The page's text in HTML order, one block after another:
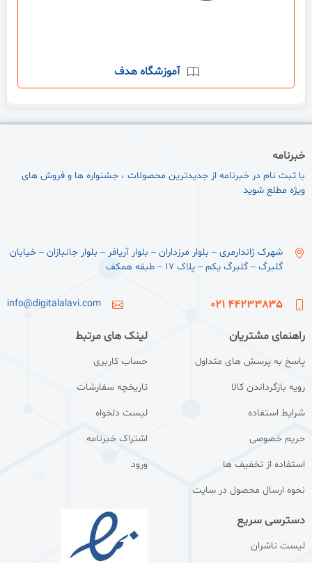
آموزشگاه هدف
خبرنامه
با ثبت نام در خبرنامه از جدیدترین محصولات ، جشنواره ها و فروش های
ویژه مطلع شوید
شهرک ژاندارمری – بلوار مرزداران – بلوار آریافر – بلوار جانبازان – خیابان
گلبرگ – گلبرگ یکم – پلاک ۱۷ – طبقه همکف
44233835 021
info@digitalalavi.com
راهنمای مشتریان
پاسخ به پرسش های متداول
رویه بازگرداندن کالا
شرایط استفاده
حریم خصوصی
استفاده از تخفیف ها
نحوه ارسال محصول در سایت
لینک های مرتبط
حساب کاربری
تاریخچه سفارشات
لیست دلخواه
اشتراک خبرنامه
ورود
دسترسی سریع
لیست ناشران